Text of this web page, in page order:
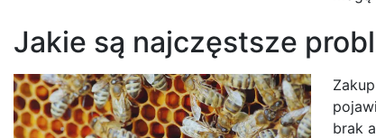
Jakie są najczęstsze
brak